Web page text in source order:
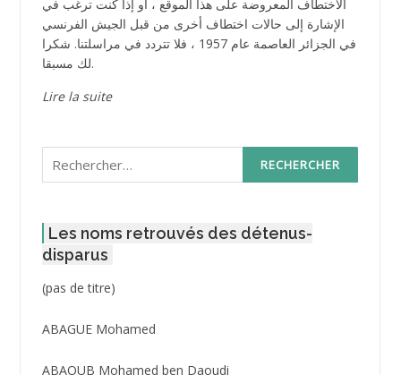
الاختطاف المعروضة على هذا الموقع ، أو إذا كنت ترغب في
الإشارة إلى حالات اختطاف أخرى من قبل الجيش الفرنسي
في الجزائر العاصمة عام 1957 ، فلا تتردد في مراسلتنا. شكرا
لك مسبقا.
Lire la suite
Rechercher :
Les noms retrouvés des détenus-
disparus
(pas de titre)Post
3416
ABAGUE Mohamed
ABAOUB Mohamed ben Daoudi